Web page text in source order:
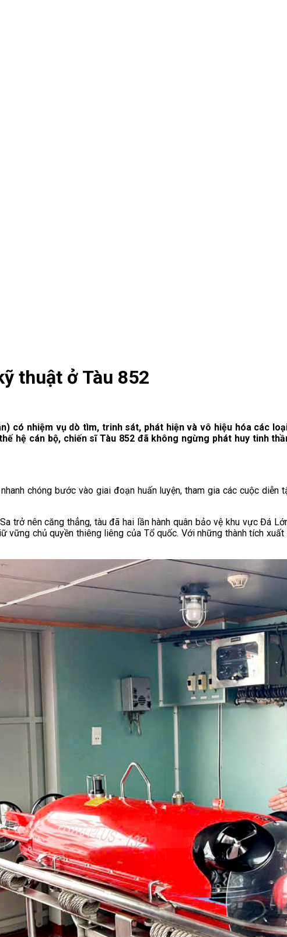
thuật ở Tàu 852
có nhiệm vụ dò tìm, trinh sát, phát hiện và vô hiệu hóa các
hệ cán bộ, chiến sĩ Tàu 852 đã không ngừng phát huy tinh
chóng bước vào giai đoạn huấn luyện, tham gia các cuộc
trở nên căng thẳng, tàu đã hai lần hành quân bảo vệ khu vực Đá
chủ quyền thiêng liêng của Tổ quốc. Với những thành tích